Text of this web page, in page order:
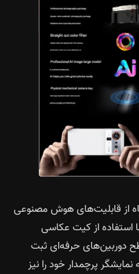
از قابلیت‌های هوش مصنوعی
استفاده ازکیت عکاسی
دوربین‌های حرفه‌ای ثبت
پرچمدار خود را نیز